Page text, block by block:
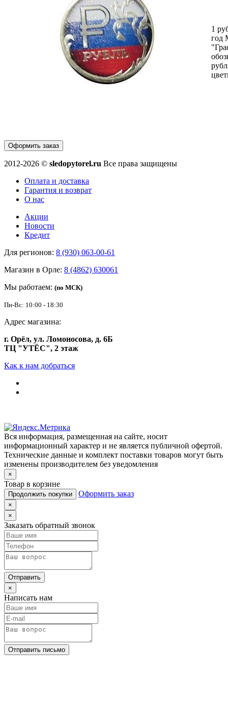
1
Оформить заказ
2012-2026 © sledopytorel.ru Все права защищены
Оплата и доставка
Гарантия и возврат
О нас
Акции
Новости
Кредит
Для регионов: 8 (930) 063-00-61
Магазин в Орле: 8 (4862) 630061
Мы работаем: (по МСК)
Пн-Вс: 10:00 - 18:30
Адрес магазина:
г. Орёл, ул. Ломоносова, д. 6Б
ТЦ "УТЁС", 2 этаж
Как к нам добраться
Вся информация, размещенная на сайте, носит
информационный характер и не является публичной офертой.
Технические данные и комплект поставки товаров могут быть
изменены производителем без уведомления
×
Товар в корзине
Продолжить покупки Оформить заказ
×
×
Заказать обратный звонок
Отправить
×
Написать нам
Отправить письмо